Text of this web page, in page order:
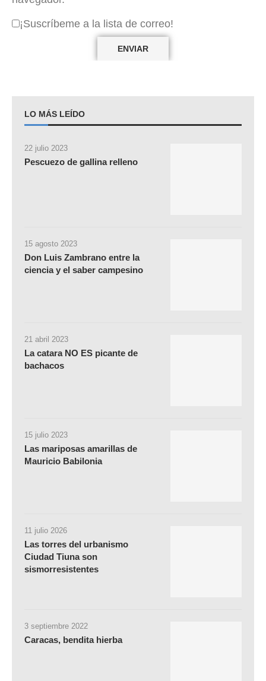
¡Suscríbeme a la lista de correo!
LO MÁS LEÍDO
22 julio 2023
Pescuezo de gallina relleno
15 agosto 2023
Don Luis Zambrano entre la
ciencia y el saber campesino
21 abril 2023
La catara NO ES picante de
bachacos
15 julio 2023
Las mariposas amarillas de
Mauricio Babilonia
11 julio 2026
Las torres del urbanismo
Ciudad Tiuna son
sismorresistentes
3 septiembre 2022
Caracas, bendita hierba